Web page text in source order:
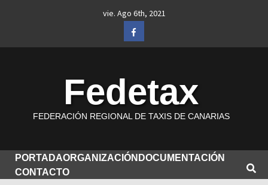
vie. Ago 6th, 2021
Facebook
Fedetax
FEDERACIÓN REGIONAL DE TAXIS DE CANARIAS
PORTADAORGANIZACIÓN DOCUMENTACIÓN
CONTACTO